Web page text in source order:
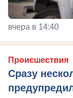
вчера в 14:40
Происшествия
Сразу